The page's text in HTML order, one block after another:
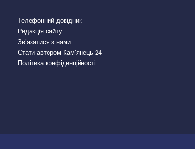
Телефонний довідник
Редакція сайту
Зв’язатися з нами
Стати автором Кам’янець 24
Політика конфіденційності